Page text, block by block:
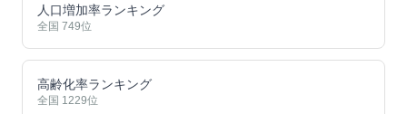
人口増加率ランキング
全国 749位
高齢化率ランキング
全国 1229位